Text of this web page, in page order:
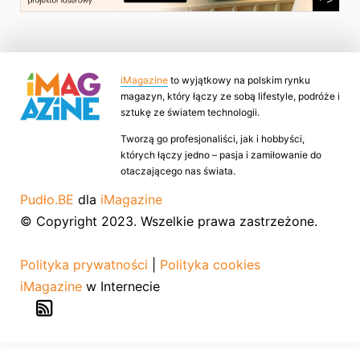
iMagazine to wyjątkowy na polskim rynku
magazyn, który łączy ze sobą lifestyle, podróże i
sztukę ze światem technologii.
Tworzą go profesjonaliści, jak i hobbyści,
których łączy jedno – pasja i zamiłowanie do
otaczającego nas świata.
Pudło.BE dla iMagazine
© Copyright 2023. Wszelkie prawa zastrzeżone.
Polityka prywatności
Polityka cookies
iMagazine w Internecie